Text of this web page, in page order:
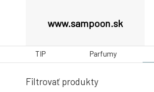
www.sampoon.sk
TIP Parfumy
Filtrovať produkty